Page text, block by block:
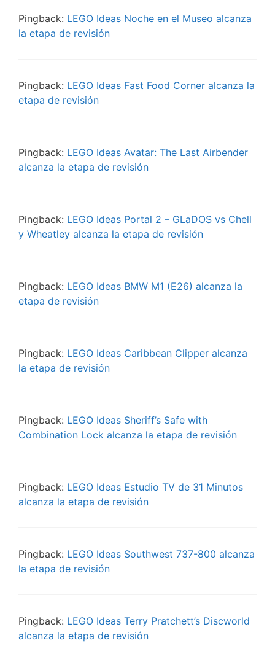
Pingback: LEGO Ideas Noche en el Museo alcanza
la etapa de revisión
Pingback: LEGO Ideas Fast Food Corner alcanza la
etapa de revisión
Pingback: LEGO Ideas Avatar: The Last Airbender
alcanza la etapa de revisión
Pingback: LEGO Ideas Portal 2 – GLaDOS vs Chell
y Wheatley alcanza la etapa de revisión
Pingback: LEGO Ideas BMW M1 (E26) alcanza la
etapa de revisión
Pingback: LEGO Ideas Caribbean Clipper alcanza
la etapa de revisión
Pingback: LEGO Ideas Sheriff’s Safe with
Combination Lock alcanza la etapa de revisión
Pingback: LEGO Ideas Estudio TV de 31 Minutos
alcanza la etapa de revisión
Pingback: LEGO Ideas Southwest 737-800 alcanza
la etapa de revisión
Pingback: LEGO Ideas Terry Pratchett’s Discworld
alcanza la etapa de revisión